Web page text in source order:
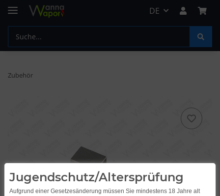
DE
Zubehör
Jugendschutz/Altersprüfung
Aufgrund einer Gesetzesänderung müssen Sie mindestens 18 Jahre alt